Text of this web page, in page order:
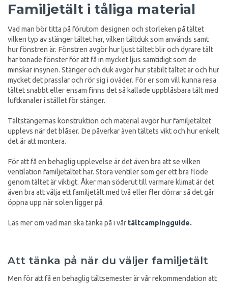
Familjetält i tåliga material
Vad man bör titta på förutom designen och storleken på tältet
vilken typ av stänger tältet har, vilken tältduk som används samt
hur fönstren är. Fönstren avgör hur ljust tältet blir och dyrare tält
har tonade fönster för att få in mycket ljus samtidigt som de
minskar insynen. Stänger och duk avgör hur stabilt tältet är och hur
mycket det prasslar och rör sig i oväder. För er som vill kunna resa
tältet snabbt eller ensam finns det så kallade uppblåsbara tält med
luftkanaler i stället för stänger.
Tältstängernas konstruktion och material avgör hur familjetältet
upplevs när det blåser. De påverkar även tältets vikt och hur enkelt
det är att montera.
För att få en behaglig upplevelse är det även bra att se vilken
ventilation familjetältet har. Stora ventiler som ger ett bra flöde
genom tältet är viktigt. Åker man söderut till varmare klimat är det
även bra att välja ett familjetält med två eller fler dörrar så det går
öppna upp när solen ligger på.
Läs mer om vad man ska tänka på i vår tältcampingguide.
Att tänka på när du väljer familjetält
Men för att få en behaglig tältsemester är vår rekommendation att